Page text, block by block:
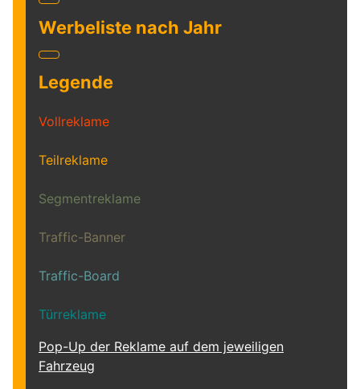
Werbeliste nach Jahr
Legende
Vollreklame
Teilreklame
Segmentreklame
Traffic-Banner
Traffic-Board
Türreklame
Pop-Up der Reklame auf dem jeweiligen
Fahrzeug